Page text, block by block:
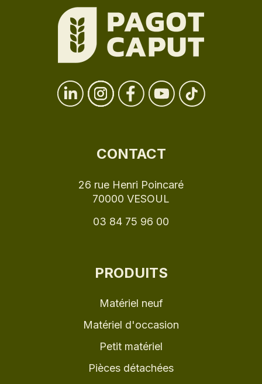
CONTACT
26 rue Henri Poincaré
70000 VESOUL
03 84 75 96 00
PRODUITS
Matériel neuf
Matériel d'occasion
Petit matériel
Pièces détachées